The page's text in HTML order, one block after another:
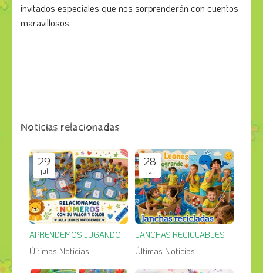
invitados especiales que nos sorprenderán con cuentos
maravillosos.
Noticias relacionadas
29
jul
APRENDEMOS JUGANDO
Últimas Noticias
28
jul
LANCHAS RECICLABLES
Últimas Noticias